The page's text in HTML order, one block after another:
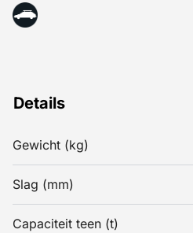
Details
Gewicht (kg)
Slag (mm)
Capaciteit teen (t)